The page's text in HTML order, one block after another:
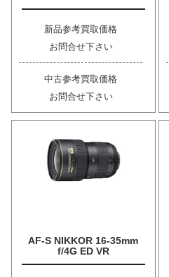
新品参考買取価格
お問合せ下さい
中古参考買取価格
お問合せ下さい
AF-S NIKKOR 16-35mm
f/4G ED VR